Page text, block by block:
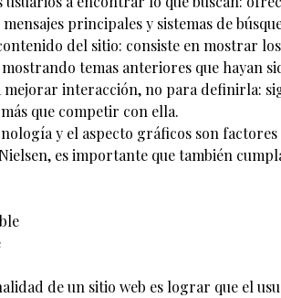
principales y sistemas de
del sitio: consiste en mostrar
temas anteriores que hayan
mejorar interacción, no para definirla:
que competir con ella.
y el aspecto gráficos son
es importante que también
de un sitio web es lograr que el